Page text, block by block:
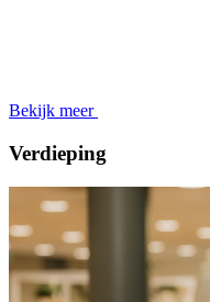
Bekijk meer
Verdieping